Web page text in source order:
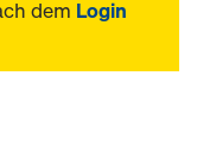
dem Login